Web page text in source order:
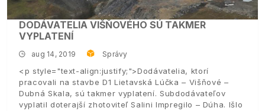
DODÁVATELIA VIŠŇOVÉHO SÚ TAKMER
VYPLATENÍ
aug 14, 2019 Správy
<p style="text-align:justify;">Dodávatelia, ktorí
pracovali na stavbe D1 Lietavská Lúčka – Višňové –
Dubná Skala, sú takmer vyplatení. Subdodávateľov
vyplatil doterajší zhotoviteľ Salini Impregilo – Dúha. Išlo